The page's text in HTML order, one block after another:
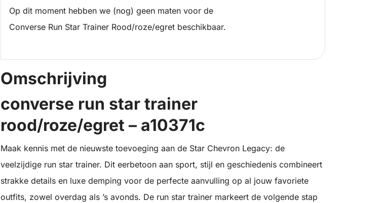
Op dit moment hebben we (nog) geen maten voor de
Converse Run Star Trainer Rood/roze/egret beschikbaar.
Omschrijving
converse run star trainer
rood/roze/egret – a10371c
Maak kennis met de nieuwste toevoeging aan de Star Chevron Legacy: de
veelzijdige run star trainer. Dit eerbetoon aan sport, stijl en geschiedenis combineert
strakke details en luxe demping voor de perfecte aanvulling op al jouw favoriete
outfits, zowel overdag als ’s avonds. De run star trainer markeert de volgende stap